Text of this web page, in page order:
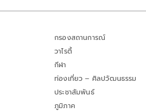
กรองสถานการณ์
วาไรตี้
กีฬา
ท่องเที่ยว – ศิลปวัฒนธรรม
ประชาสัมพันธ์
ภูมิภาค